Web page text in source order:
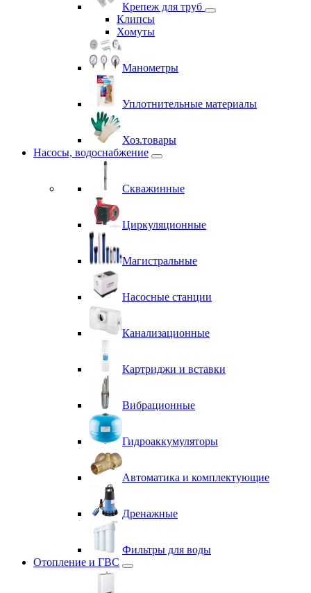
Крепеж для труб
Клипсы
Хомуты
Манометры
Уплотнительные материалы
Хоз.товары
Насосы, водоснабжение
Скважинные
Циркуляционные
Магистральные
Насосные станции
Канализационные
Картриджи и вставки
Вибрационные
Гидроаккумуляторы
Автоматика и комплектующие
Дренажные
Фильтры для воды
Отопление и ГВС